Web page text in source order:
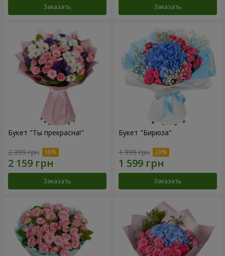
Заказать Заказать
Букет "Ты прекрасна!"
2 399 грн
Заказать
Букет "Бирюза"
1 999 грн
Заказать